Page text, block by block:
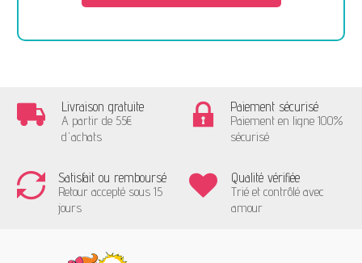
Livraison gratuite
A partir de 55€
d'achats
Paiement sécurisé
Paiement en ligne 100%
sécurisé
Satisfait ou remboursé
Retour accepté sous 15
jours
Qualité vérifiée
Trié et contrôlé avec
amour